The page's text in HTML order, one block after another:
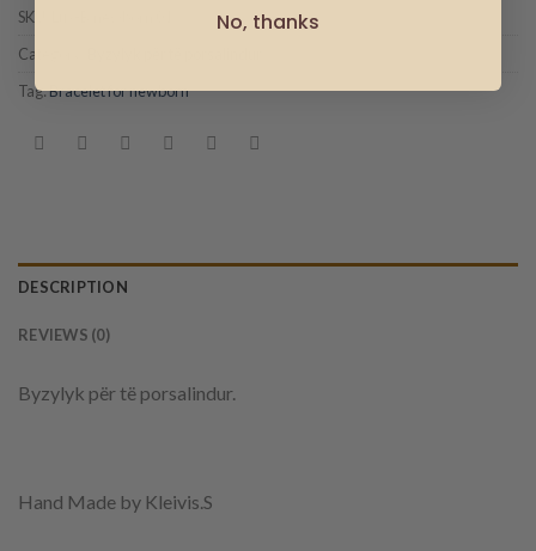
SKU:
Category:
Tag:Bracelet for newborn
DESCRIPTION
REVIEWS (0)
Byzylyk për të porsalindur.
Hand Made by Kleivis.S
No, thanks